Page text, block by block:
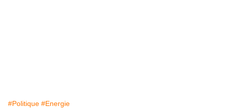
#Politique #Energie